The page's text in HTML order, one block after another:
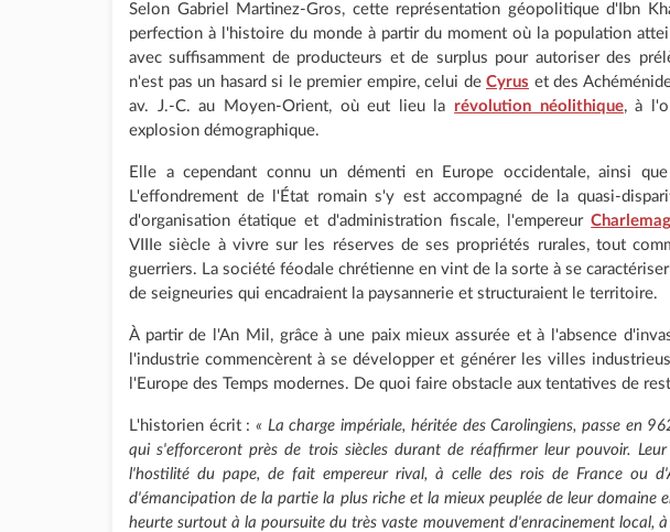
Selon Gabriel Martinez-Gros, cette représentation géopolitique d'Ibn
perfection à l'histoire du monde à partir du moment où la population
avec suffisamment de producteurs et de surplus pour autoriser des
n'est pas un hasard si le premier empire, celui de Cyrus et des
av. J.-C. au Moyen-Orient, où eut lieu la révolution néolithique, à
explosion démographique.
Elle a cependant connu un démenti en Europe occidentale, ainsi
L'effondrement de l'État romain s'y est accompagné de la quasi-
d'organisation étatique et d'administration fiscale, l'empereur
VIIIe siècle à vivre sur les réserves de ses propriétés rurales, tout
guerriers. La société féodale chrétienne en vint de la sorte à se
de seigneuries qui encadraient la paysannerie et structuraient le territoire.
À partir de l'An Mil, grâce à une paix mieux assurée et à l'absence
l'industrie commencèrent à se développer et générer les villes
l'Europe des Temps modernes. De quoi faire obstacle aux tentatives de
L'historien écrit :« La charge impériale, héritée des Carolingiens, passe en
qui s'efforceront près de trois siècles durant de réaffirmer leur pouvoir.
l'hostilité du pape, de fait empereur rival, à celle des rois de France ou
d'émancipation de la partie la plus riche et la mieux peuplée de leur domaine
heurte surtout à la poursuite du très vaste mouvement d'enracinement local,